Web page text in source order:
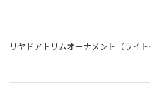
リヤドアトリムオーナメント（ライト